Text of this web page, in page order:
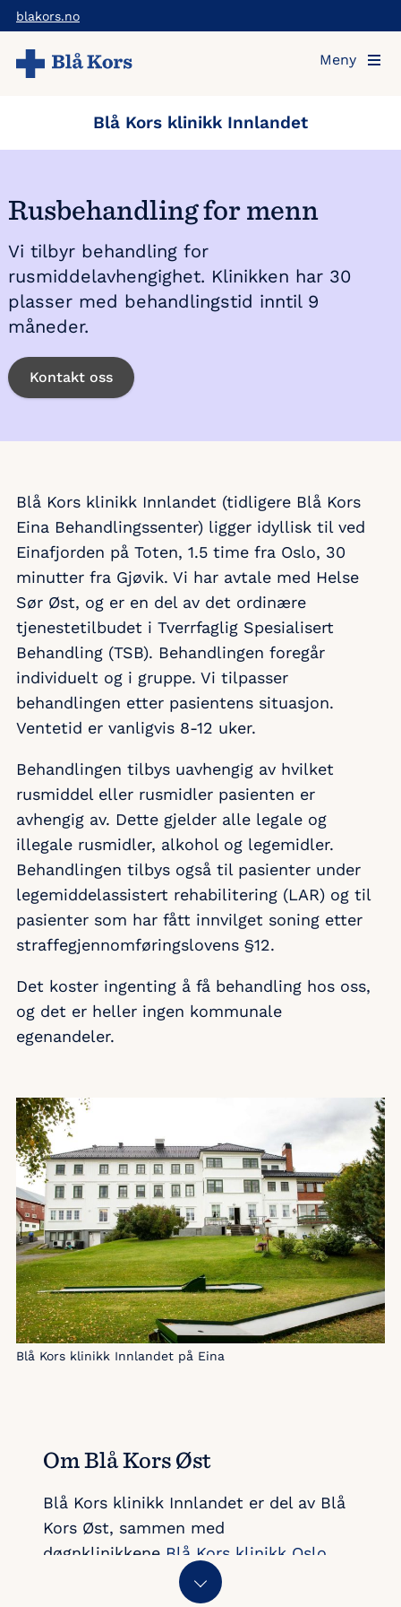
Hopp
til
hovedinnholdet
blakors.no
Meny
Blå Kors klinikk Innlandet
Rusbehandling for menn
Vi tilbyr behandling for
rusmiddelavhengighet. Klinikken har 30
plasser med behandlingstid inntil 9
måneder.
Kontakt oss
Blå Kors klinikk Innlandet (tidligere Blå Kors
Eina Behandlingssenter) ligger idyllisk til ved
Einafjorden på Toten, 1.5 time fra Oslo, 30
minutter fra Gjøvik. Vi har avtale med Helse
Sør Øst, og er en del av det ordinære
tjenestetilbudet i Tverrfaglig Spesialisert
Behandling (TSB). Behandlingen foregår
individuelt og i gruppe. Vi tilpasser
behandlingen etter pasientens situasjon.
Ventetid er vanligvis 8-12 uker.
Behandlingen tilbys uavhengig av hvilket
rusmiddel eller rusmidler pasienten er
avhengig av. Dette gjelder alle legale og
illegale rusmidler, alkohol og legemidler.
Behandlingen tilbys også til pasienter under
legemiddelassistert rehabilitering (LAR) og til
pasienter som har fått innvilget soning etter
straffegjennomføringslovens §12.
Det koster ingenting å få behandling hos oss,
og det er heller ingen kommunale
egenandeler.
Blå Kors klinikk Innlandet på Eina
Om Blå Kors Øst
Blå Kors klinikk Innlandet er del av Blå
Kors Øst, sammen med
døgnklinikkene Blå Kors klinikk Oslo
Blå Kors klinikk Oslo vest